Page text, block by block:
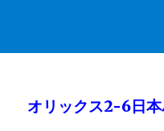
オリックス2-6日